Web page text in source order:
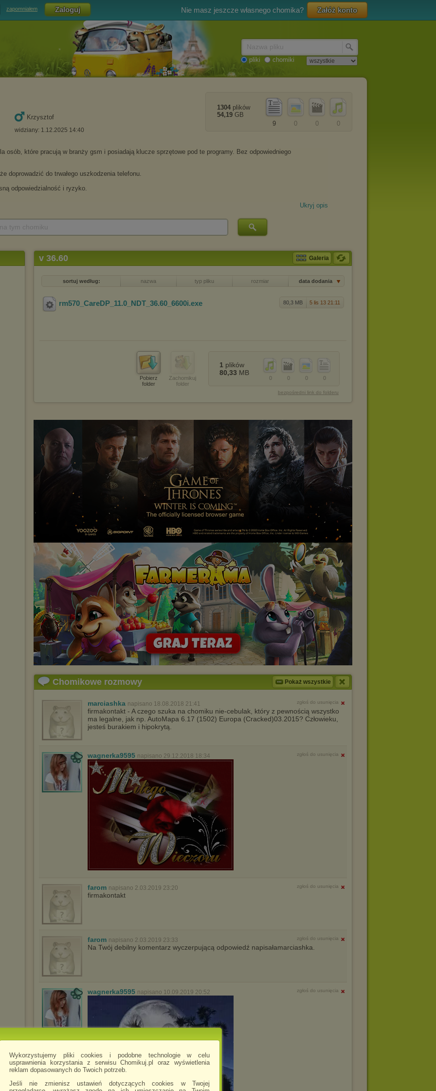
Wykorzystujemy pliki cookies i podobne technologie w celu
usprawnienia korzystania z serwisu Chomikuj.pl oraz wyświetlenia
reklam dopasowanych do Twoich potrzeb.
Jeśli nie zmienisz ustawień dotyczących cookies w Twojej
zapomniałem Nie masz jeszcze własnego chomika? Załóż konto
pliki chomiki
Krzysztof
widziany: 1.12.2025 14:40
0
0
0
9
1304 plików
54,19 GB
Ukryj opis
v 36.60 Galeria
sortuj według: nazwa typ pliku rozmiar data dodania
80,3 MB 5 lis 13 21:11
rm570_CareDP_11.0_NDT_36.60_6600i.exe
Pobierz
folder
Zachomikuj
folder
0
0
0
0
1 plików
80,33 MB
bezpośredni link do folderu
Chomikowe rozmowy Pokaż wszystkie
marciashka napisano 18.08.2018 21:41 zgłoś do usunięcia
firmakontakt - A czego szuka na chomiku nie-cebulak, który z pewnością wszystko
ma legalne, jak np. AutoMapa 6.17 (1502) Europa (Cracked)03.2015? Człowieku,
jesteś burakiem i hipokrytą.
wagnerka9595 napisano 29.12.2018 18:34 zgłoś do usunięcia
farom napisano 2.03.2019 23:20 zgłoś do usunięcia
firmakontakt
farom napisano 2.03.2019 23:33 zgłoś do usunięcia
Na Twój debilny komentarz wyczerpującą odpowiedź napisałamarciashka.
wagnerka9595 napisano 10.09.2019 20:52 zgłoś do usunięcia